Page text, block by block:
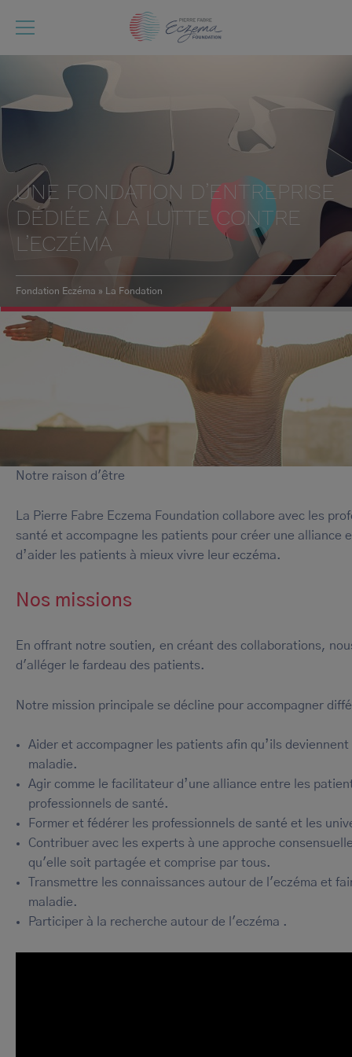
UNE FONDATION D’ENTREPRISE
DÉDIÉE À LA LUTTE CONTRE
L’ECZÉMA
Fil
d'Ariane
Fondation Eczéma La Fondation
Notre raison d'être
La Pierre Fabre Eczema Foundation collabore avec les
santé et accompagne les patients pour créer une alliance
d’aider les patients à mieux vivre leur eczéma.
Nos missions
En offrant notre soutien, en créant des collaborations,
d'alléger le fardeau des patients.
Notre mission principale se décline pour accompagner
Aider et accompagner les patients afin qu’ils
maladie.
Agir comme le facilitateur d’une alliance entre les
professionnels de santé.
Former et fédérer les professionnels de santé et les
Contribuer avec les experts à une approche
qu'elle soit partagée et comprise par tous.
Transmettre les connaissances autour de l'eczéma et
maladie.
Participer à la recherche autour de l'eczéma .